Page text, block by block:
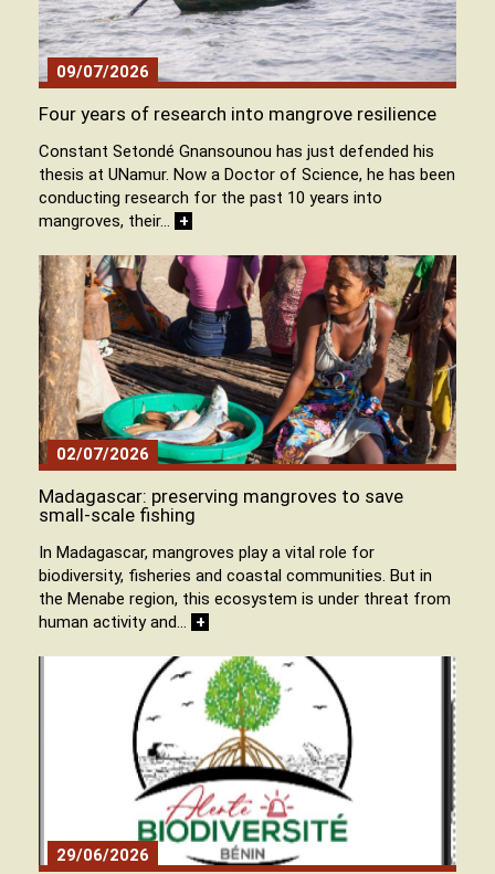
09/07/2026
Four years of research into mangrove resilience
Constant Setondé Gnansounou has just defended his
thesis at UNamur. Now a Doctor of Science, he has been
conducting research for the past 10 years into
mangroves, their… +
02/07/2026
Madagascar: preserving mangroves to save
small-scale fishing
In Madagascar, mangroves play a vital role for
biodiversity, fisheries and coastal communities. But in
the Menabe region, this ecosystem is under threat from
human activity and… +
29/06/2026